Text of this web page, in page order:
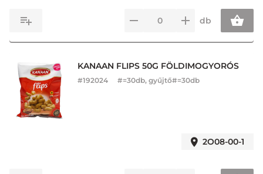
db
KANAAN FLIPS 50G FÖLDIMOGYORÓS
#192024 #=30db, gyűjtő#=30db
2O08-00-1